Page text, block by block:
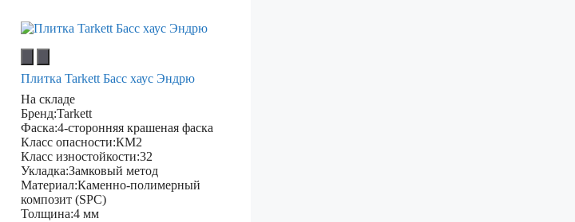
Плитка Tarkett Басс хаус Эндрю
На складе
Бренд:Tarkett
Фаска:4-сторонняя крашеная фаска
Класс опасности:КМ2
Класс изностойкости:32
Укладка:Замковый метод
Материал:Каменно-полимерный
композит (SPC)
Толщина:4 мм